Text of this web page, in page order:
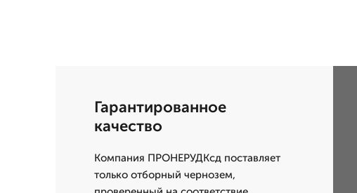
Гарантированное
качество
Компания ПРОНЕРУДКсд поставляет
только отборный чернозем,